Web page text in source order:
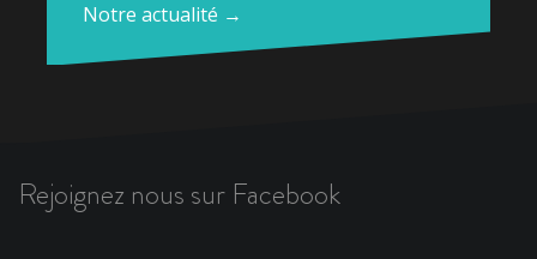
Notre actualité →
Rejoignez nous sur Facebook